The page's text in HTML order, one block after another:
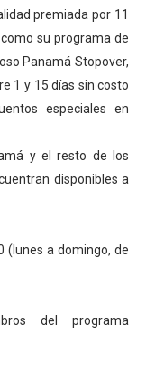
premiada por 11
su programa de
Panamá Stopover,
1 y 15 días sin costo
especiales en
y el resto de los
disponibles a
(lunes a domingo, de
del programa